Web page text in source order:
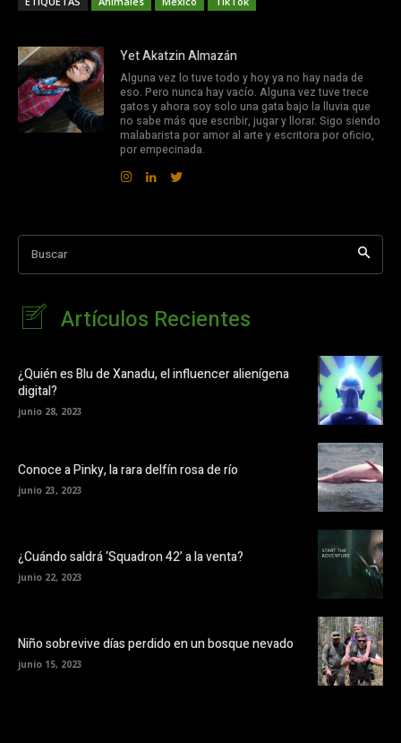
Yet Akatzin Almazán
Alguna vez lo tuve todo y hoy ya no hay nada de
eso. Pero nunca hay vacío. Alguna vez tuve trece
gatos y ahora soy solo una gata bajo la lluvia que
no sabe más que escribir, jugar y llorar. Sigo siendo
malabarista por amor al arte y escritora por oficio,
por empecinada.
Buscar
Artículos Recientes
¿Quién es Blu de Xanadu, el influencer alienígena
digital?
junio 28, 2023
Conoce a Pinky, la rara delfín rosa de río
junio 23, 2023
¿Cuándo saldrá ‘Squadron 42’ a la venta?
junio 22, 2023
Niño sobrevive días perdido en un bosque nevado
junio 15, 2023